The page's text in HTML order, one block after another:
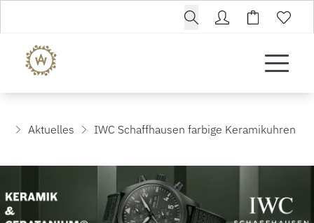
Aktuelles IWC Schaffhausen farbige Keramikuhren